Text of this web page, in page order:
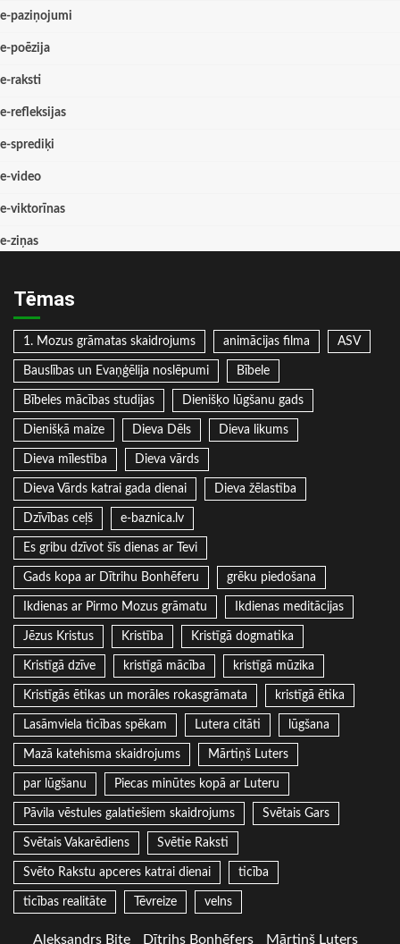
e-paziņojumi
e-poēzija
e-raksti
e-refleksijas
e-sprediķi
e-video
e-viktorīnas
e-ziņas
Tēmas
1. Mozus grāmatas skaidrojums animācijas filma ASV
Bauslības un Evaņģēlija noslēpumi Bībele
Bībeles mācības studijas Dienišķo lūgšanu gads
Dienišķā maize Dieva Dēls Dieva likums
Dieva mīlestība Dieva vārds
Dieva Vārds katrai gada dienai Dieva žēlastība
Dzīvības ceļš e-baznica.lv
Es gribu dzīvot šīs dienas ar Tevi
Gads kopa ar Dītrihu Bonhēferu grēku piedošana
Ikdienas ar Pirmo Mozus grāmatu Ikdienas meditācijas
Jēzus Kristus Kristība Kristīgā dogmatika
Kristīgā dzīve kristīgā mācība kristīgā mūzika
Kristīgās ētikas un morāles rokasgrāmata kristīgā ētika
Lasāmviela ticības spēkam Lutera citāti lūgšana
Mazā katehisma skaidrojums Mārtiņš Luters
par lūgšanu Piecas minūtes kopā ar Luteru
Pāvila vēstules galatiešiem skaidrojums Svētais Gars
Svētais Vakarēdiens Svētie Raksti
Svēto Rakstu apceres katrai dienai ticība
ticības realitāte Tēvreize velns
Aleksandrs Bite Dītrihs Bonhēfers Mārtiņš Luters